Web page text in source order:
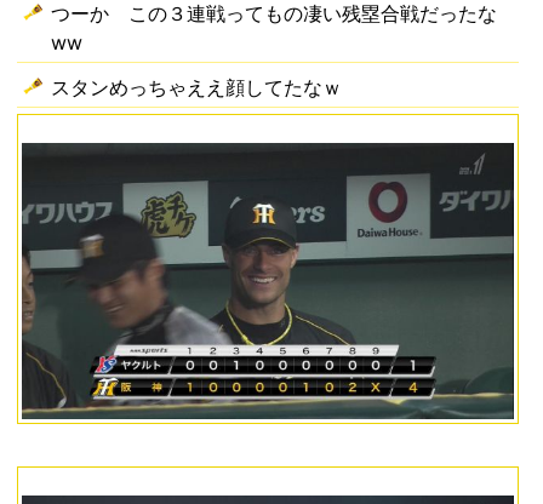
つーか この３連戦ってもの凄い残塁合戦だったな
ww
スタンめっちゃええ顔してたなｗ